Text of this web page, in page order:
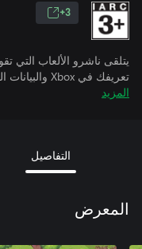
3+
يتلقى ناشرو الألعاب التي
تعريفك في Xbox والبيانات المقترنة بينما تمارس الألعاب.
المزيد
التفاصيل
المعرض